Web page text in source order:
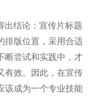
出结论：宣传片标题
排版位置，采用合适
断尝试和实践中，才
有效。因此，在宣传
该成为一个专业技能